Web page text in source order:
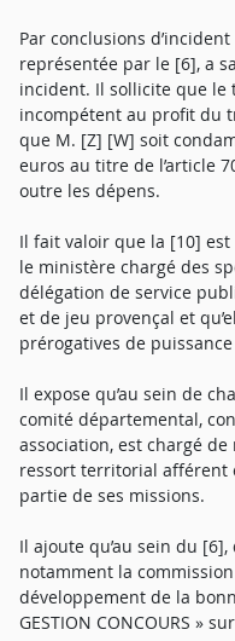
Par conclusions
représentée par le [6], a
incident. Il sollicite que
incompétent au profit du
que M. [Z] [W] soit
euros au titre de l’article
outre les dépens.
Il fait valoir que la [10]
le ministère chargé des
délégation de service
et de jeu provençal et
prérogatives de
Il expose qu’au sein de
comité départemental,
association, est chargé
ressort territorial afférent
partie de ses missions.
Il ajoute qu’au sein du
notamment la
développement de la
GESTION CONCOURS »